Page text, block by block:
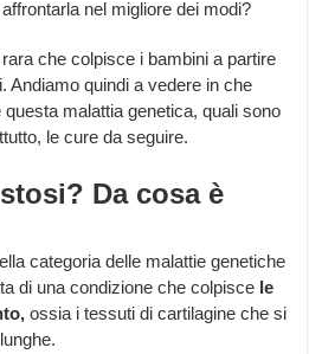
nel migliore dei modi?
che colpisce i bambini a partire
Andiamo quindi a vedere in che
malattia genetica, quali sono
le cure da seguire.
Da cosa è
categoria delle malattie genetiche
di una condizione che colpisce le
ossia i tessuti di cartilagine che si